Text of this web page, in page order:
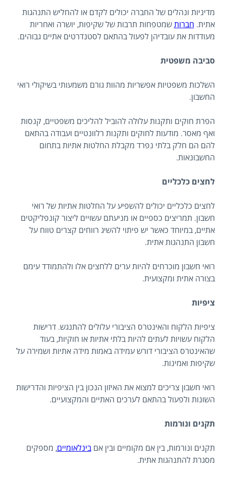
מדיניות ונהלים של החברה יכולים לקדם או להחליש התנהגות
אתית. חברות שמטפחות תרבות של שקיפות, יושרה ואחריות
מעודדות את עובדיהן לפעול בהתאם לסטנדרטים אתיים גבוהים.
סביבה משפטית
השלכות משפטיות אפשריות מהוות גורם משמעותי בשיקולי רואי
החשבון.
הפרת חוקים ותקנות עלולה להוביל להליכים משפטיים, קנסות
ואף מאסר. מודעות לחוקים ותקנות רלוונטיים ועבודה בהתאם
להם הם חלק בלתי נפרד מקבלת החלטות אתיות בתחום
החשבונאות.
לחצים כלכליים
לחצים כלכליים יכולים להשפיע על החלטות אתיות של רואי
חשבון. תמריצים כספיים או מניעתם עשויים ליצור קונפליקטים
אתיים, במיוחד כאשר יש פיתוי להשיג רווחים קצרים טווח על
חשבון התנהגות אתית.
רואי חשבון מוכרחים להיות ערים ללחצים אלו ולהתמודד עימם
בצורה אתית ומקצועית.
ציפיות
ציפיות הלקוח והאינטרס הציבורי עלולים להתנגש. דרישות
הלקוח עשויות לעתים להיות בלתי אתיות או חוקיות, בעוד
שהאינטרס הציבורי דורש עמידה באמות מידה אתיות ושמירה על
שקיפות ואמינות.
רואי חשבון צריכים למצוא את האיזון הנכון בין הציפיות והדרישות
השונות ולפעול בהתאם לערכים האתיים והמקצועיים.
תקנים ונורמות
תקנים ונורמות, בין אם מקומיים ובין אם בינלאומיים, מספקים
מסגרת להתנהגות אתית.